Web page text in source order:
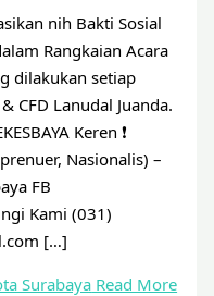
nih Bakti Sosial
Rangkaian Acara
dilakukan setiap
CFD Lanudal Juanda.
Keren ❗
Nasionalis) –
FB
Kami (031)
[…]
Surabaya Read More